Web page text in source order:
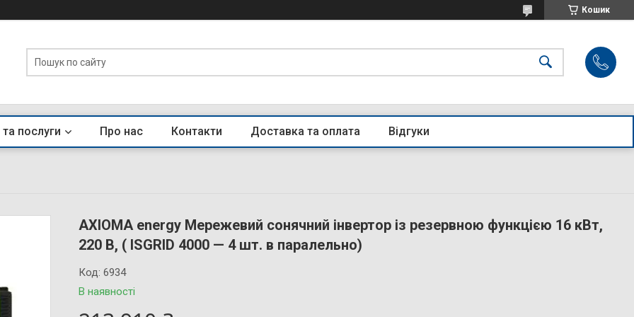
Кошик
послуги Про нас Контакти Доставка та оплата Відгуки
AXIOMA energy Мережевий сонячний інвертор із резервною функцією 16 кВт,
220 В, ( ISGRID 4000 — 4 шт. в паралельно)
В наявності
Код:6934